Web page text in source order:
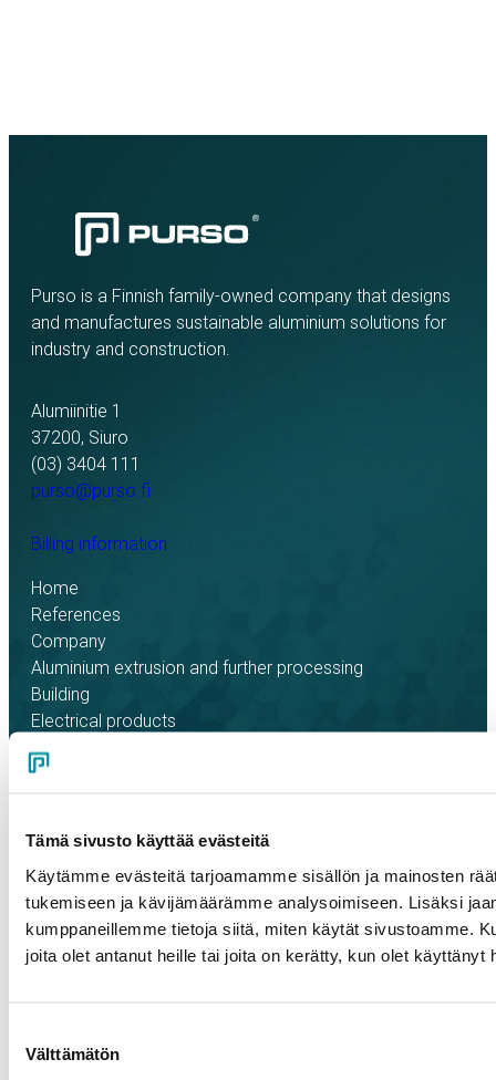
Tämä sivusto käyttää evästeitä
Käytämme evästeitä tarjoamamme sisällön ja mainosten
tukemiseen ja kävijämäärämme analysoimiseen. Lisäksi
kumppaneillemme tietoja siitä, miten käytät sivustoamme.
joita olet antanut heille tai joita on kerätty, kun olet käyttänyt
valinta
Välttämätön
Purso is a Finnish family-owned company that designs
and manufactures sustainable aluminium solutions for
industry and construction.
Alumiinitie 1
37200, Siuro
(03) 3404 111
purso@purso.fi
Billing information
Home
References
Company
Aluminium extrusion and further processing
Building
Electrical products
LinkedIn
Whistleblowing